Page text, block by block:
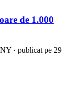
de 1.000
· publicat pe 29